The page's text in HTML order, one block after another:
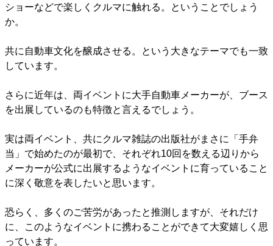
ショーなどで楽しくクルマに触れる。ということでしょう
か。
共に自動車文化を醸成させる。という大きなテーマでも一致
しています。
さらに近年は、両イベントに大手自動車メーカーが、ブース
を出展しているのも特徴と言えるでしょう。
実は両イベント、共にクルマ雑誌の出版社がまさに「手弁
当」で始めたのが最初で、それぞれ10回を数える辺りから
メーカーが公式に出展するようなイベントに育っていること
に深く敬意を表したいと思います。
恐らく、多くのご苦労があったと推測しますが、それだけ
に、このようなイベントに携わることができて大変嬉しく思
っています。